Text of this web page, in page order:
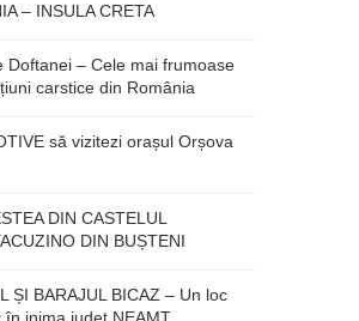
– INSULA CRETA
Doftanei – Cele mai frumoase
carstice din România
să vizitezi orașul Orșova
DIN CASTELUL
DIN BUȘTENI
ȘI BARAJUL BICAZ – Un loc